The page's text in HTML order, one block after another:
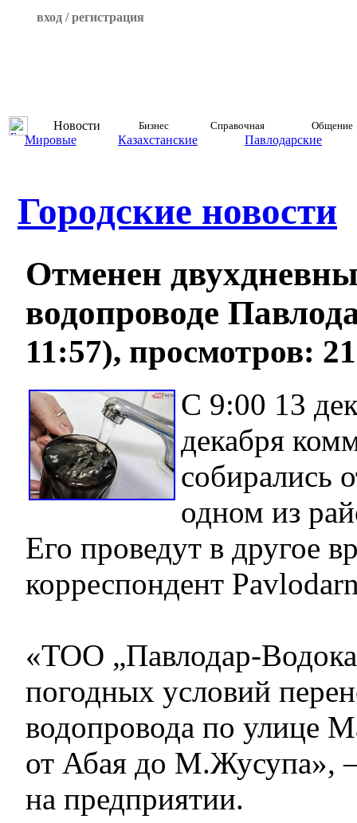
вход / регистрация
Новости Бизнес Справочная Общение
Мировые Казахстанские Павлодарские
Городские новости
Отменен
водопроводе
11:57), просмотров:
С 9:00 13
декабря
собирались
одном из
Его проведут в другое
корреспондент
«ТОО „Павлодар-
погодных условий
водопровода по улице
от Абая до М.Жусупа»,
на предприятии.